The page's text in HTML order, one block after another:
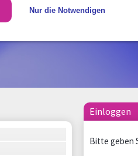
Einloggen
Bitte geben
Nur die Notwendigen